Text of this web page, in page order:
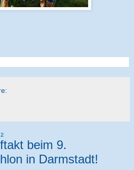
beim 9.
in Darmstadt!